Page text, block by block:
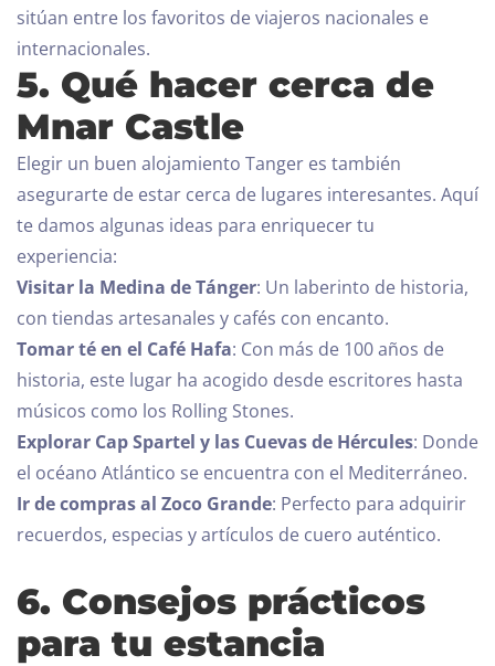
sitúan entre los favoritos de viajeros nacionales e
internacionales.
5. Qué hacer cerca de
Mnar Castle
Elegir un buen alojamiento Tanger es también
asegurarte de estar cerca de lugares interesantes. Aquí
te damos algunas ideas para enriquecer tu
experiencia:
Visitar la Medina de Tánger: Un laberinto de historia,
con tiendas artesanales y cafés con encanto.
Tomar té en el Café Hafa: Con más de 100 años de
historia, este lugar ha acogido desde escritores hasta
músicos como los Rolling Stones.
Explorar Cap Spartel y las Cuevas de Hércules: Donde
el océano Atlántico se encuentra con el Mediterráneo.
Ir de compras al Zoco Grande: Perfecto para adquirir
recuerdos, especias y artículos de cuero auténtico.
6. Consejos prácticos
para tu estancia
Día de llegada
Día de salida